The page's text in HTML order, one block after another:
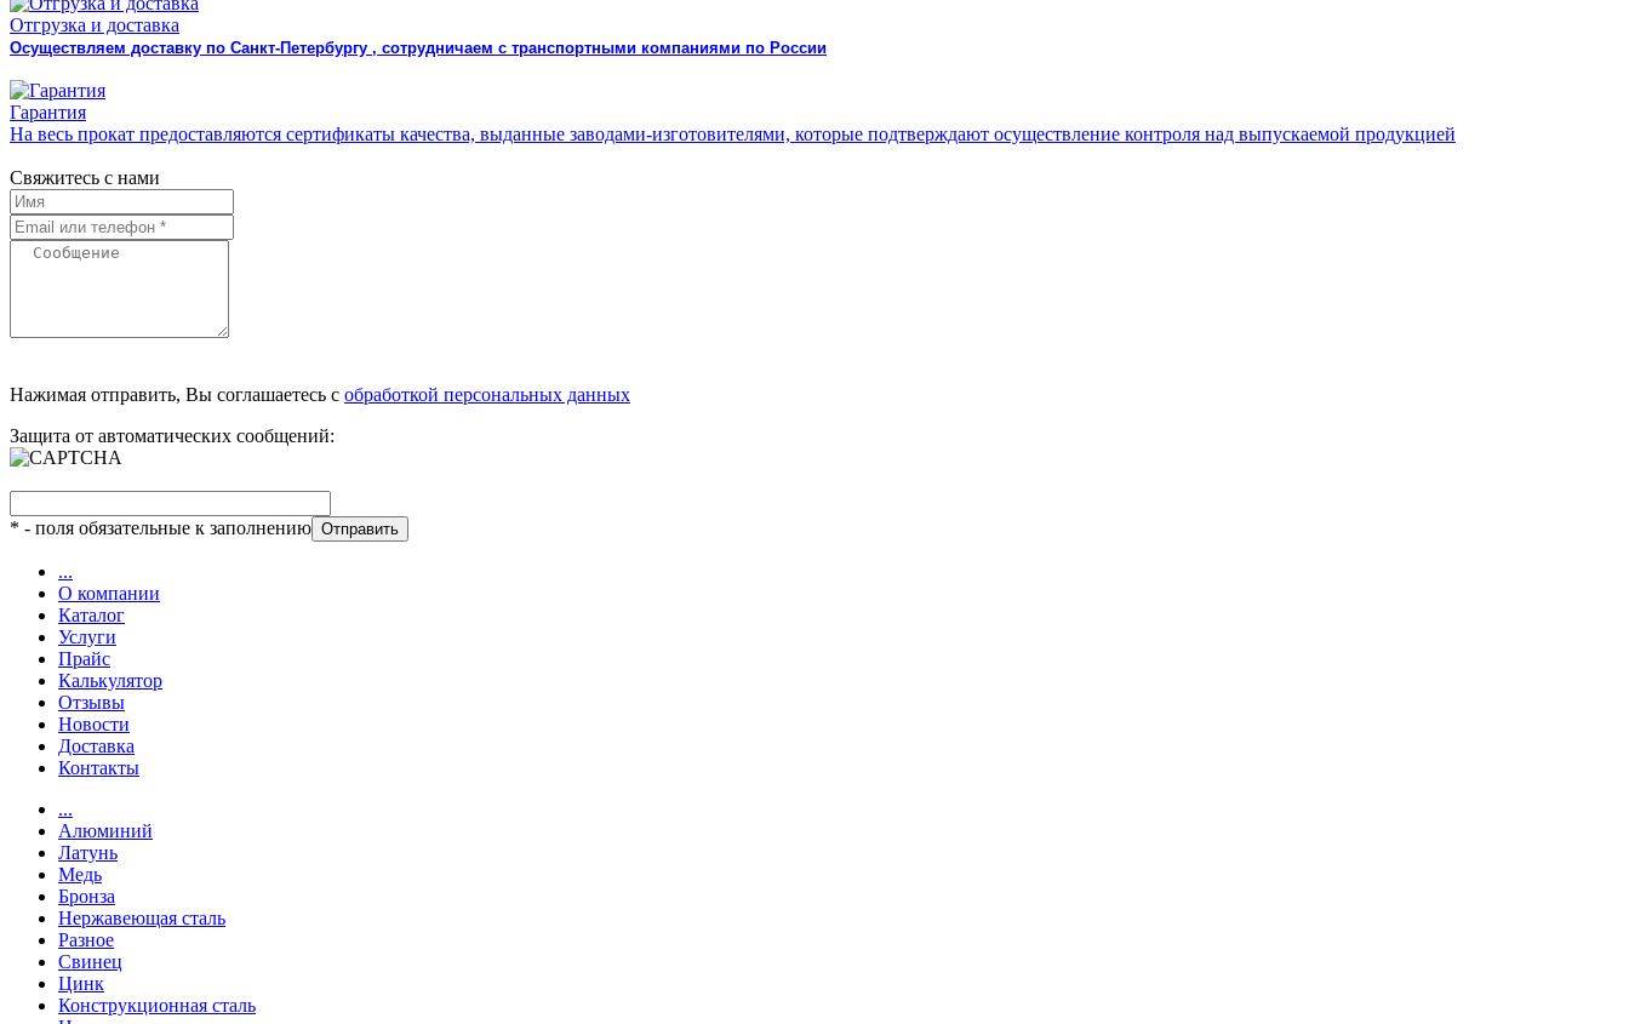
Отгрузка и доставка
Осуществляем доставку по Санкт-Петербургу , сотрудничаем с транспортными компаниями по России
Гарантия
На весь прокат предоставляются сертификаты качества, выданные заводами-изготовителями, которые подтверждают осуществление контроля над выпускаемой продукцией
Свяжитесь с нами
Нажимая отправить, Вы соглашаетесь с обработкой персональных данных
Защита от автоматических сообщений:
* - поля обязательные к заполнению
...
О компании
Каталог
Услуги
Прайс
Калькулятор
Отзывы
Новости
Доставка
Контакты
...
Алюминий
Латунь
Медь
Бронза
Нержавеющая сталь
Разное
Свинец
Цинк
Конструкционная сталь